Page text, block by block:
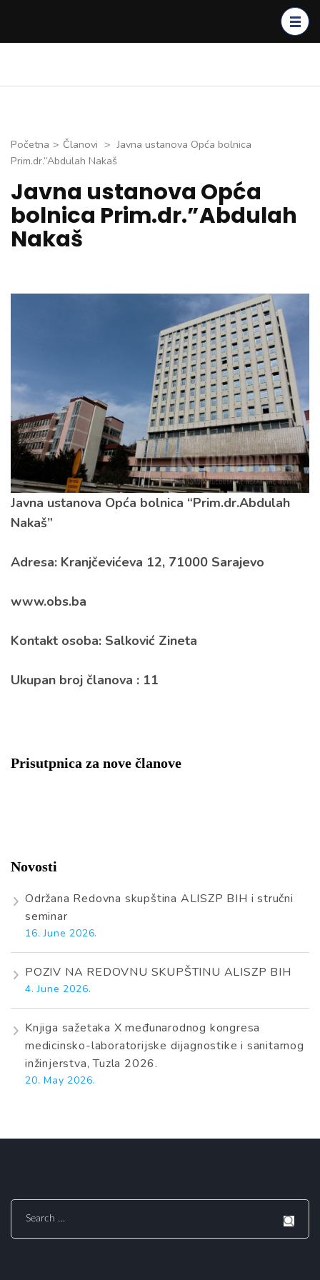
Enter)
Početna > Članovi > Javna ustanova Opća bolnica
Prim.dr.”Abdulah Nakaš
Javna ustanova Opća
bolnica Prim.dr.”Abdulah
Nakaš
Javna ustanova Opća bolnica “Prim.dr.Abdulah
Nakaš”
Adresa: Kranjčevićeva 12, 71000 Sarajevo
www.obs.ba
Kontakt osoba: Salković Zineta
Ukupan broj članova : 11
Prisutpnica za nove članove
Novosti
Održana Redovna skupština ALISZP BIH i stručni
seminar
16. June 2026.
POZIV NA REDOVNU SKUPŠTINU ALISZP BIH
4. June 2026.
Knjiga sažetaka X međunarodnog kongresa
medicinsko-laboratorijske dijagnostike i sanitarnog
inžinjerstva, Tuzla 2026.
20. May 2026.
Search
for: